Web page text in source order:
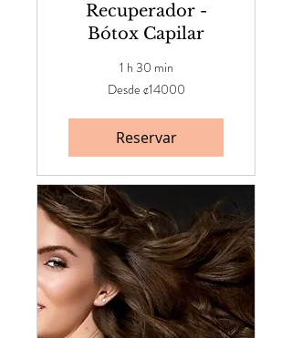
Recuperador -
Bótox Capilar
1 h 30 min
Desde ¢14000
Reservar